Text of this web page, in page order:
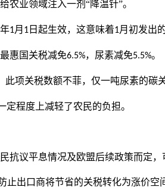
农业领域注入一剂“降温针”。
1月 1 日起生效，这意味着1月初发出
惠国关税减免6.5%，尿素减免5.5%。
此项关税数额不菲，仅一吨尿素的碳
定程度上减轻了农民的负担。
议平息情况及欧盟后续政策而定
止出口商将节省的关税转化为涨价空